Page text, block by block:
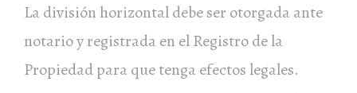
La división horizontal debe ser otorgada ante
notario y registrada en el Registro de la
Propiedad para que tenga efectos legales.